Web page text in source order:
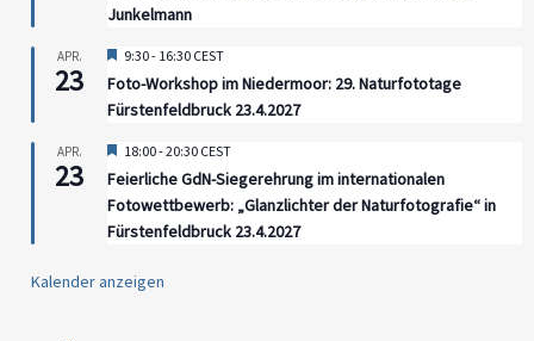
Junkelmann
APR.
23
Hervorgehoben
9:30- 16:30 CEST
Foto-Workshop im Niedermoor: 29. Naturfototage
Fürstenfeldbruck 23.4.2027
APR.
23
Hervorgehoben
18:00-20:30 CEST
Feierliche GdN-Siegerehrung im internationalen
Fotowettbewerb: „Glanzlichter der Naturfotografie“ in
Fürstenfeldbruck 23.4.2027
Kalender anzeigen